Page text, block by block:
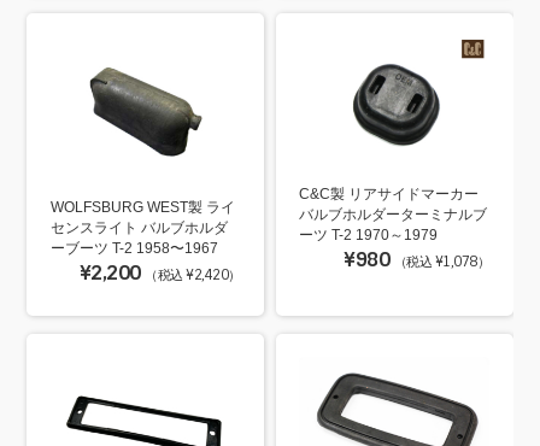
WOLFSBURG WEST製 ライ
センスライト バルブホルダ
ーブーツ T-2 1958〜1967
¥2,200 （税込 ¥2,420）
C&C製 リアサイドマーカー
バルブホルダーターミナルブ
ーツ T-2 1970～1979
¥980 （税込 ¥1,078）